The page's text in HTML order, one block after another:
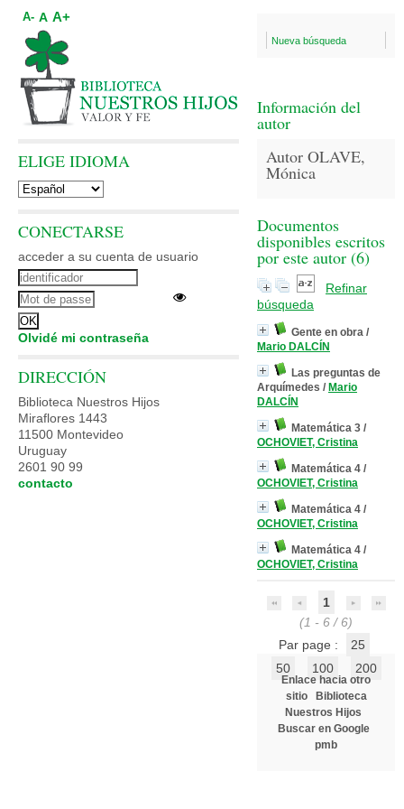
Nueva búsqueda
Información del
autor
Autor OLAVE,
Mónica
Documentos
disponibles escritos
por este autor (6)
Refinar
búsqueda
Gente en obra /
Mario DALCÍN
Las preguntas de
Arquímedes / Mario
DALCÍN
Matemática 3 /
OCHOVIET, Cristina
Matemática 4 /
OCHOVIET, Cristina
Matemática 4 /
OCHOVIET, Cristina
Matemática 4 /
OCHOVIET, Cristina
1
(1 - 6 / 6)
Par page :
25
50
100 200
Enlace hacia otro
sitio
Biblioteca
Nuestros Hijos
Buscar en Google
pmb
A- A A+
ELIGE IDIOMA
CONECTARSE
acceder a su cuenta de usuario
Olvidé mi contraseña
DIRECCIÓN
Biblioteca Nuestros Hijos
Miraflores 1443
11500 Montevideo
Uruguay
2601 90 99
contacto